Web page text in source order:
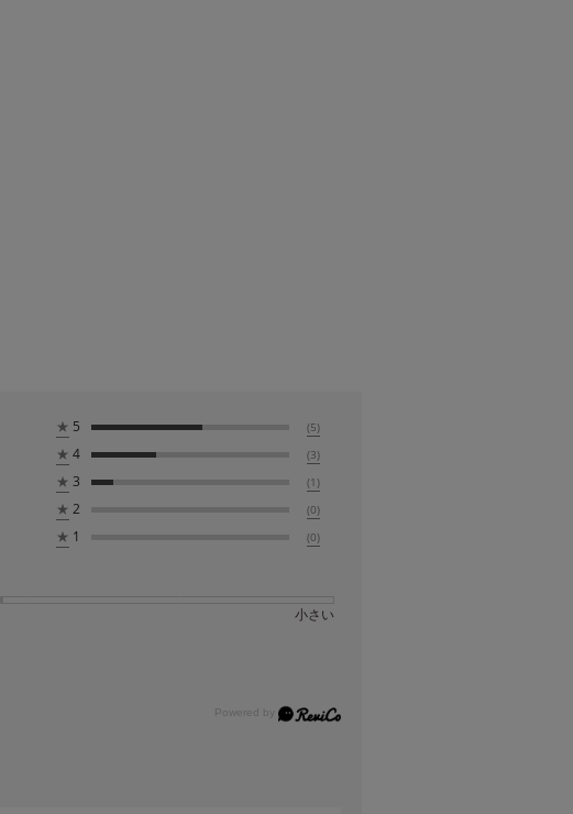
★ 5 (5)
★ 4 (3)
★ 3 (1)
★ 2 (0)
★ 1 (0)
小さい